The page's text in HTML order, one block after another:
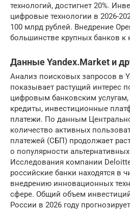
технологий, достигнет 20%.
цифровые технологии в 2026-
100 млрд рублей. Внедрение
большинстве крупных банков к
Данные Yandex.Market и
Анализ поисковых запросов в
показывает растущий интерес
цифровым банковским
кредиты, инвестиционные
платежи. По данным
количество активных
платежей (СБП) продолжает
о популярности
Исследования компании
российские банки находятся в
внедрению инновационных
сфере. Общий объем
России в 2026 году